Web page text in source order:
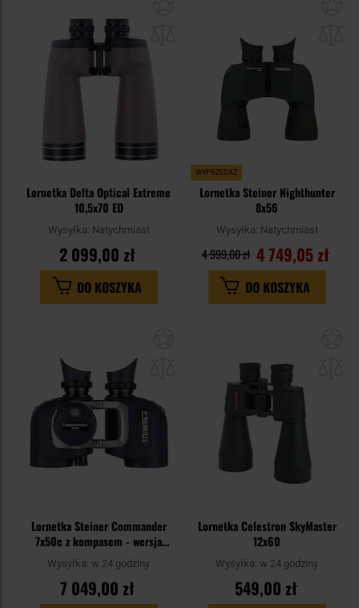
Lornetka Delta Optical Extreme
10,5x70 ED
Wysyłka: Natychmiast
2 099,00 zł
DO KOSZYKA
WYPRZEDAŻ
Lornetka Steiner Nighthunter
8x56
Wysyłka: Natychmiast
4 749,05 zł
4 999,00 zł
DO KOSZYKA
Lornetka Steiner Commander
7x50c z kompasem - wersja
2023
Wysyłka: w 24 godziny
7 049,00 zł
Lornetka Celestron SkyMaster
12x60
Wysyłka: w 24 godziny
549,00 zł